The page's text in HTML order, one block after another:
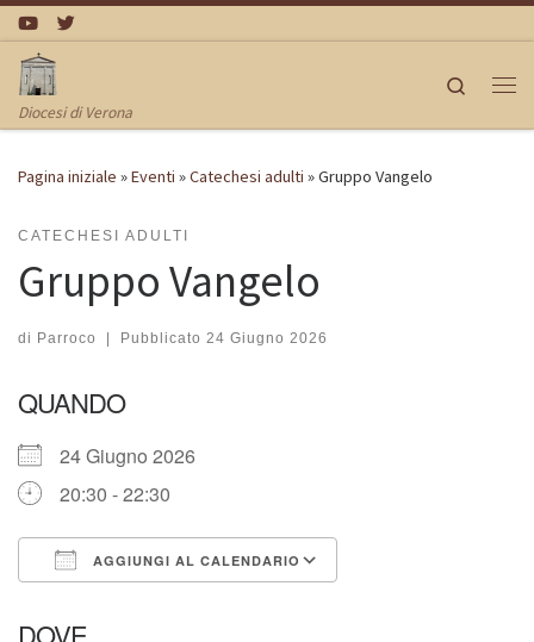
Passa al contenuto
Diocesi di Verona
Search
Pagina iniziale »Eventi »Catechesi adulti »Gruppo Vangelo
CATECHESI ADULTI
Gruppo Vangelo
di Parroco | Pubblicato 24 Giugno 2026
QUANDO
24 Giugno 2026
20:30 - 22:30
AGGIUNGI AL CALENDARIO
DOVE